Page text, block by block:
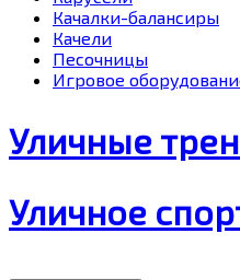
Качалки-балансиры
Качели
Песочницы
Игровое
Уличные
Уличное